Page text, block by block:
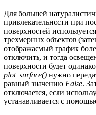
Для большей
привлекательности при
поверхностей
трехмерных объектов
отображаемый график
отключить, и тогда
поверхности будет
plot_surface() нужно
равный значению False.
отключается, если
устанавливается с